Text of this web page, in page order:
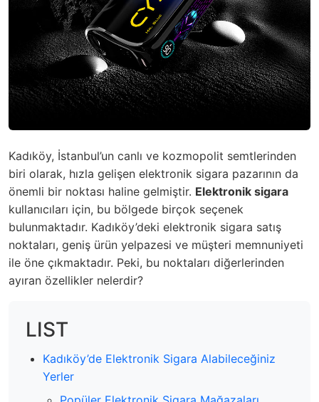
Kadıköy, İstanbul’un canlı ve kozmopolit semtlerinden
biri olarak, hızla gelişen elektronik sigara pazarının da
önemli bir noktası haline gelmiştir. Elektronik sigara
kullanıcıları için, bu bölgede birçok seçenek
bulunmaktadır. Kadıköy’deki elektronik sigara satış
noktaları, geniş ürün yelpazesi ve müşteri memnuniyeti
ile öne çıkmaktadır. Peki, bu noktaları diğerlerinden
ayıran özellikler nelerdir?
LIST
Kadıköy’de Elektronik Sigara Alabileceğiniz
Yerler